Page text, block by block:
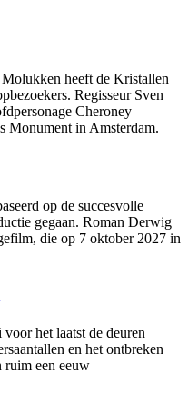
heeft de Kristallen
Regisseur Sven
Cheroney
Monument in Amsterdam.
op de succesvolle
gegaan. Roman Derwig
die op 7 oktober 2027 in
het laatst de deuren
en het ontbreken
ruim een eeuw